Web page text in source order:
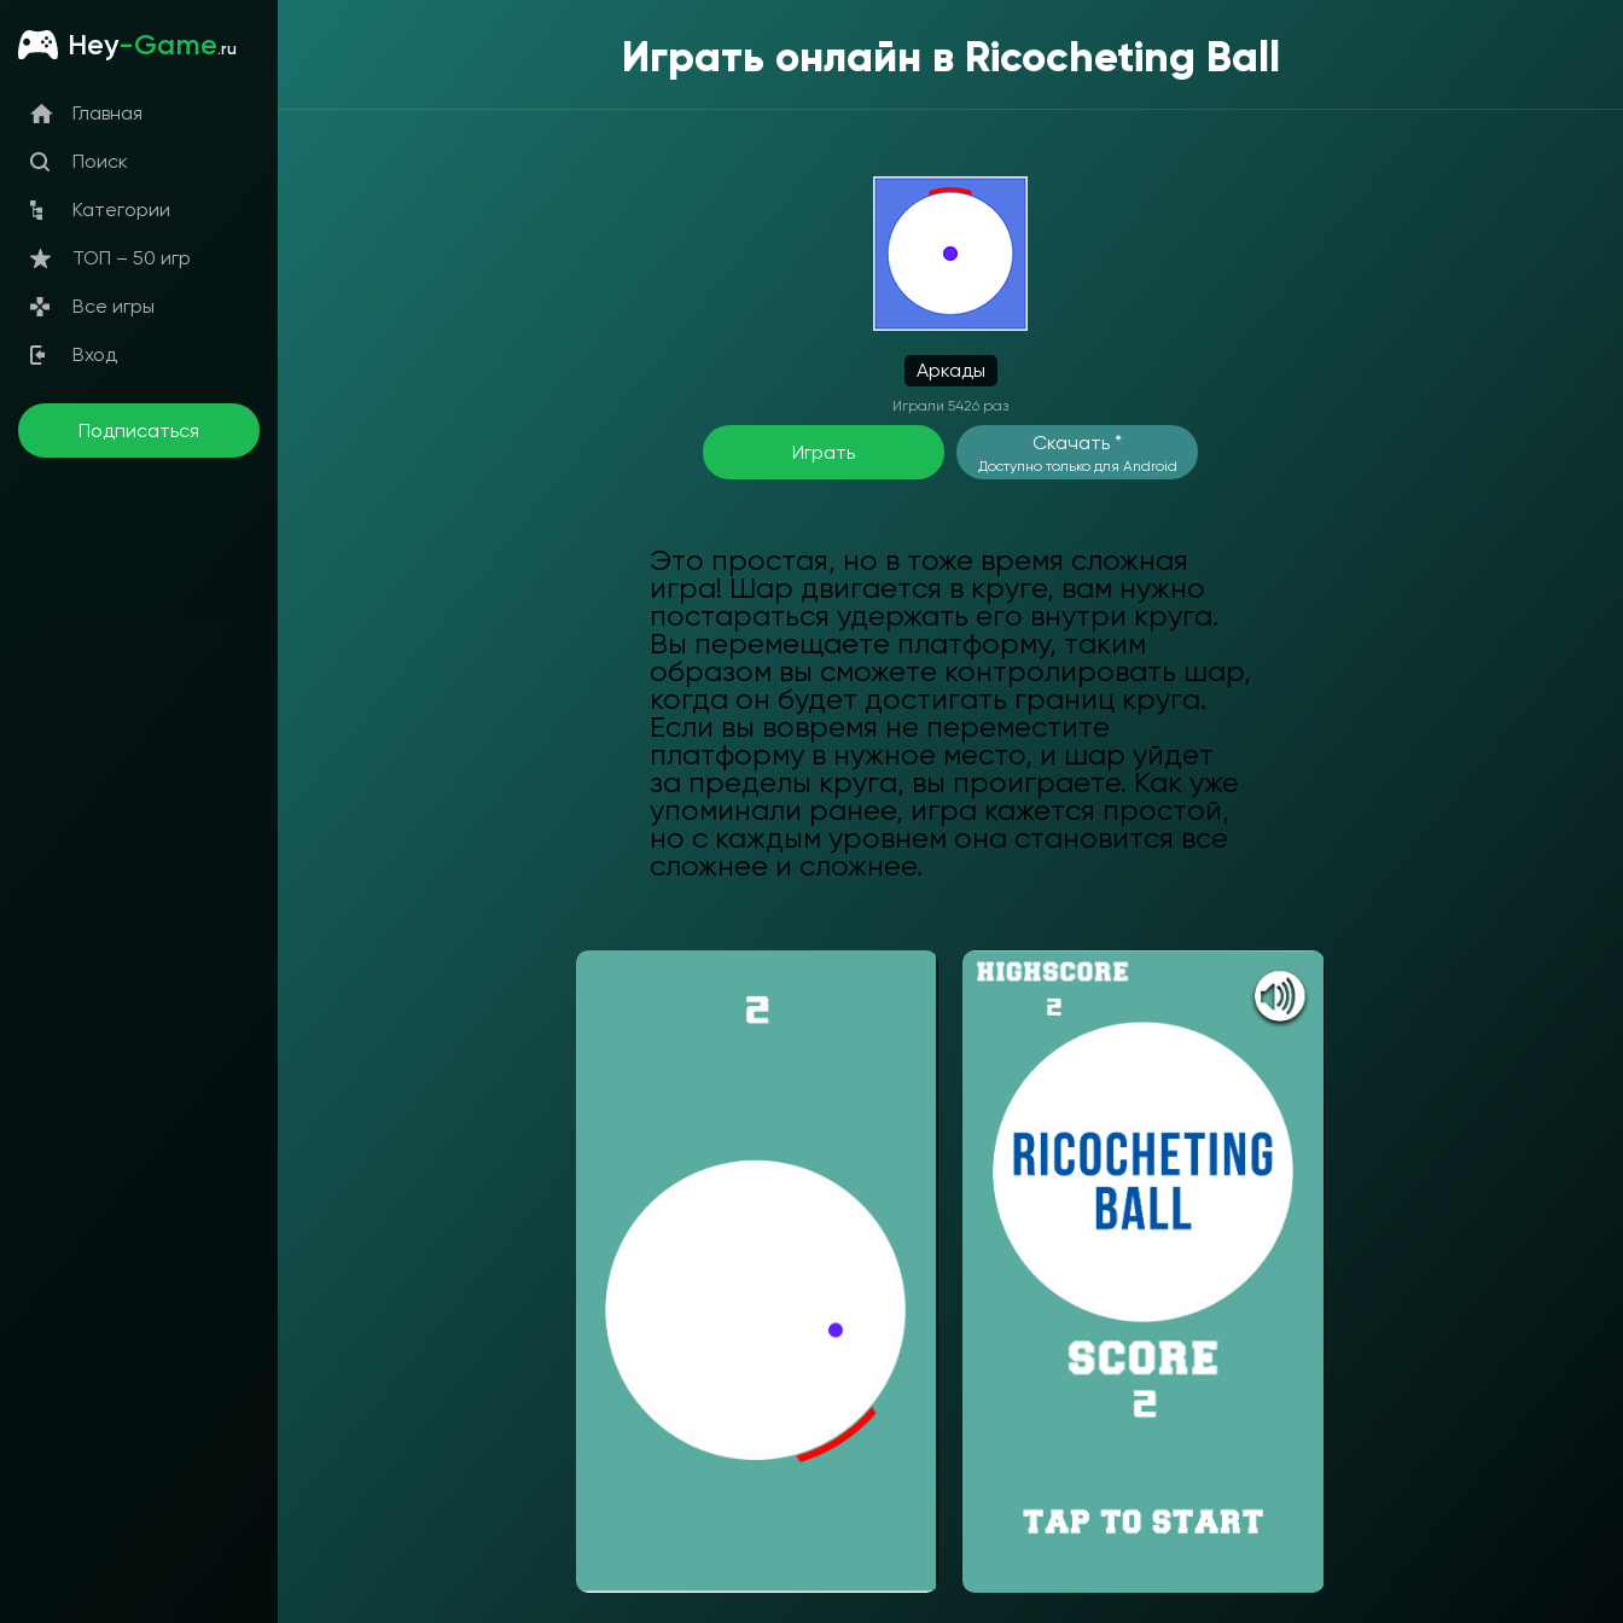
Hey-Game.ru
Главная
Поиск
Категории
ТОП – 50 игр
Все игры
Вход
Подписаться
Играть онлайн в Ricocheting Ball
Аркады
Играли 5426 раз
Играть Скачать *
Доступно только для Android
Это простая, но в тоже время сложная
игра! Шар двигается в круге, вам нужно
постараться удержать его внутри круга.
Вы перемещаете платформу, таким
образом вы сможете контролировать шар,
когда он будет достигать границ круга.
Если вы вовремя не переместите
платформу в нужное место, и шар уйдет
за пределы круга, вы проиграете. Как уже
упоминали ранее, игра кажется простой,
но с каждым уровнем она становится все
сложнее и сложнее.